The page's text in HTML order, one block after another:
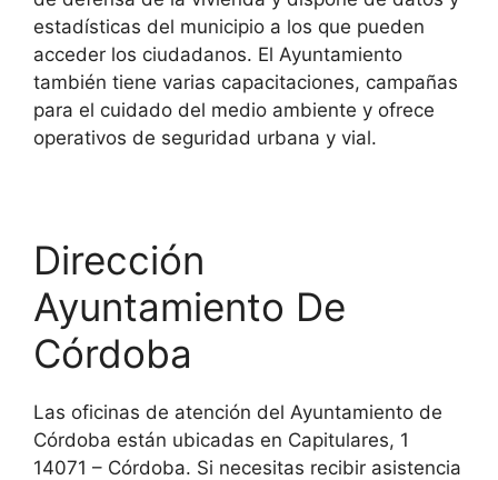
estadísticas del municipio a los que pueden
acceder los ciudadanos. El Ayuntamiento
también tiene varias capacitaciones, campañas
para el cuidado del medio ambiente y ofrece
operativos de seguridad urbana y vial.
Dirección
Ayuntamiento De
Córdoba
Las oficinas de atención del Ayuntamiento de
Córdoba están ubicadas en Capitulares, 1
14071 – Córdoba. Si necesitas recibir asistencia